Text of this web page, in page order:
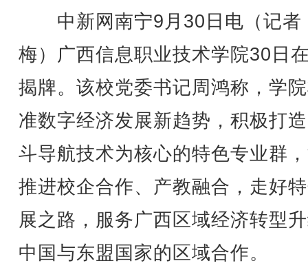
中新网南宁9月30日电（记者
梅）广西信息职业技术学院30日
揭牌。该校党委书记周鸿称，学
准数字经济发展新趋势，积极打
斗导航技术为核心的特色专业群
推进校企合作、产教融合，走好
展之路，服务广西区域经济转型
中国与东盟国家的区域合作。